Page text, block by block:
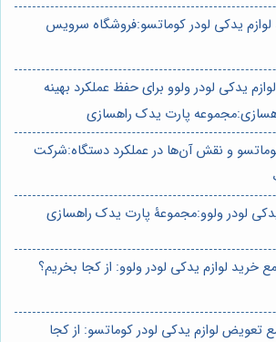
لوازم یدکی لودر کوماتسو:فروشگاه سرویس
یدکی لودر ولوو برای حفظ عملکرد بهینه
پارت یدک راهسازی
و نقش آن‌ها در عملکرد دستگاه:شرکت
لودر ولوو:مجموعۀ پارت یدک راهسازی
خرید لوازم یدکی لودر ولوو: از کجا بخریم؟
تعویض لوازم یدکی لودر کوماتسو: از کجا